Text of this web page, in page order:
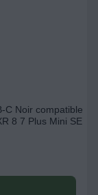
C Noir compatible
8 7 Plus Mini SE